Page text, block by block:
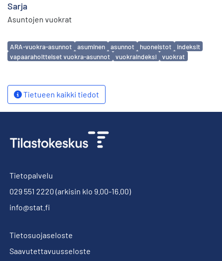
Sarja
Asuntojen vuokrat
Avainsanat
ARA-vuokra-asunnot asuminen asunnot huoneistot
indeksit
vapaarahoitteiset vuokra-asunnot
vuokraindeksi vuokrat
Tietueen kaikki tiedot
Tietopalvelu
029 551 2220 (arkisin klo 9.00-16.00)
info@stat.fi
Tietosuojaseloste
Saavutettavuusseloste